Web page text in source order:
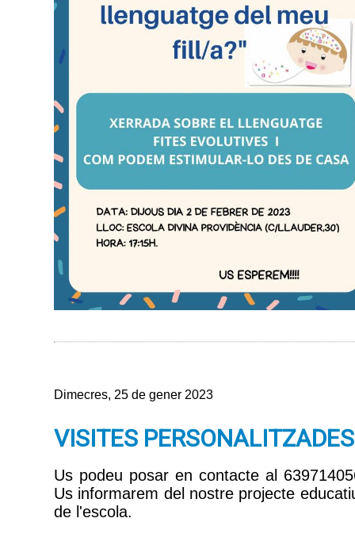
Dimecres, 25 de gener 2023
VISITES PERSONALITZADES
Us podeu posar en contacte al
Us informarem del nostre projecte
de l'escola.